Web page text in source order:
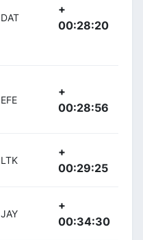
DAT
+
00:28:20
EFE
+
00:28:56
LTK
+
00:29:25
JAY
+
00:34:30